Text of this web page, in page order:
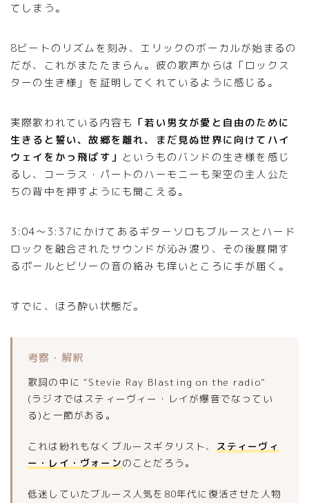
てしまう。
8ビートのリズムを刻み、エリックのボーカルが始まるの
だが、これがまたたまらん。彼の歌声からは「ロックス
ターの生き様」を証明してくれているように感じる。
実際歌われている内容も 「若い男女が愛と自由のために
生きると誓い、故郷を離れ、まだ見ぬ世界に向けてハイ
ウェイをかっ飛ばす」 というものバンドの生き様を感じ
るし、コーラス・パートのハーモニーも架空の主人公た
ちの背中を押すようにも聞こえる。
3:04〜3:37にかけてあるギターソロもブルースとハード
ロックを融合されたサウンドが沁み渡り、その後展開す
るポールとビリーの音の絡みも痒いところに手が届く。
すでに、ほろ酔い状態だ。
考察・解釈
歌詞の中に “Stevie Ray Blasting on the radio”
(ラジオではスティーヴィー・レイが爆音でなってい
る)と一節がある。
これは紛れもなくブルースギタリスト、 スティーヴィ
ー・レイ・ヴォーンのことだろう。
低迷していたブルース人気を80年代に復活させた人物